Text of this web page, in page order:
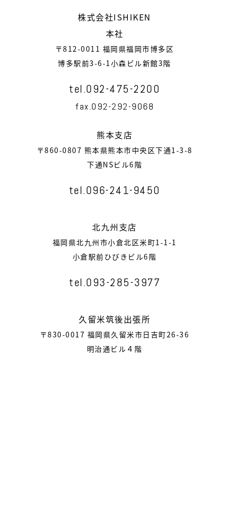
株式会社ISHIKEN
本社
〒812-0011 福岡県福岡市博多区
博多駅前3-6-1小森ビル新館3階
tel.092-475-2200
fax.092-292-9068
熊本支店
〒860-0807 熊本県熊本市中央区下通1-3-8
下通NSビル6階
tel.096-241-9450
北九州支店
福岡県北九州市小倉北区米町1-1-1
小倉駅前ひびきビル6階
tel.093-285-3977
久留米筑後出張所
〒830-0017 福岡県久留米市日吉町26-36
明治通ビル４階